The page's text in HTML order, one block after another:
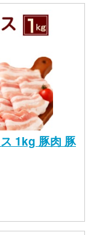
1kg 豚肉 豚